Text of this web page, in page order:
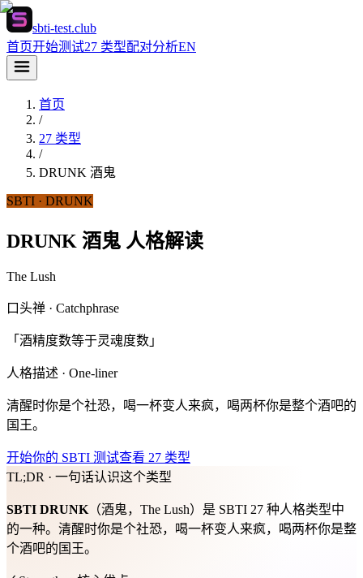
sbti-test.club
首页开始测试27 类型配对分析EN
首页
/
27 类型
/
DRUNK 酒鬼
SBTI · DRUNK
DRUNK 酒鬼 人格解读
The Lush
口头禅 · Catchphrase
「酒精度数等于灵魂度数」
人格描述 · One-liner
清醒时你是个社恐，喝一杯变人来疯，喝两杯你是整个酒吧的
国王。
开始你的 SBTI 测试查看 27 类型
TL;DR · 一句话认识这个类型
SBTI DRUNK （酒鬼，The Lush）是 SBTI 27 种人格类型中
的一种。清醒时你是个社恐，喝一杯变人来疯，喝两杯你是整
个酒吧的国王。